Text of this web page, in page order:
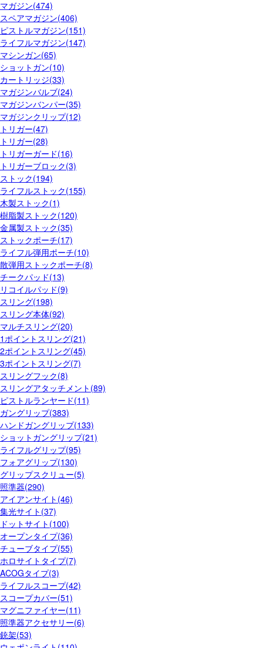
マガジン(474)
スペアマガジン(406)
ピストルマガジン(151)
ライフルマガジン(147)
マシンガン(65)
ショットガン(10)
カートリッジ(33)
マガジンバルブ(24)
マガジンバンパー(35)
マガジンクリップ(12)
トリガー(47)
トリガー(28)
トリガーガード(16)
トリガーブロック(3)
ストック(194)
ライフルストック(155)
木製ストック(1)
樹脂製ストック(120)
金属製ストック(35)
ストックポーチ(17)
ライフル弾用ポーチ(10)
散弾用ストックポーチ(8)
チークパッド(13)
リコイルパッド(9)
スリング(198)
スリング本体(92)
マルチスリング(20)
1ポイントスリング(21)
2ポイントスリング(45)
3ポイントスリング(7)
スリングフック(8)
スリングアタッチメント(89)
ピストルランヤード(11)
ガングリップ(383)
ハンドガングリップ(133)
ショットガングリップ(21)
ライフルグリップ(95)
フォアグリップ(130)
グリップスクリュー(5)
照準器(290)
アイアンサイト(46)
集光サイト(37)
ドットサイト(100)
オープンタイプ(36)
チューブタイプ(55)
ホロサイトタイプ(7)
ACOGタイプ(3)
ライフルスコープ(42)
スコープカバー(51)
マグニファイヤー(11)
照準器アクセサリー(6)
銃架(53)